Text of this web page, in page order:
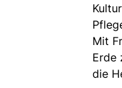
Mit
Erde
die